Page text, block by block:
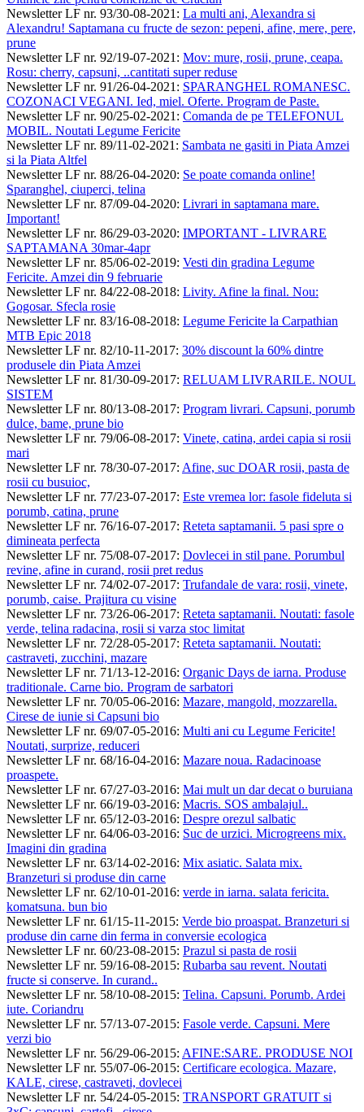
Newsletter LF nr. 93/30-08-2021 : La multi ani, Alexandra si
Alexandru! Saptamana cu fructe de sezon: pepeni, afine, mere, pere,
prune
Newsletter LF nr. 92/19-07-2021 : Mov: mure, rosii, prune, ceapa.
Rosu: cherry, capsuni, ..cantitati super reduse
Newsletter LF nr. 91/26-04-2021 : SPARANGHEL ROMANESC.
COZONACI VEGANI. Ied, miel. Oferte. Program de Paste.
Newsletter LF nr. 90/25-02-2021 : Comanda de pe TELEFONUL
MOBIL. Noutati Legume Fericite
Newsletter LF nr. 89/11-02-2021 : Sambata ne gasiti in Piata Amzei
si la Piata Altfel
Newsletter LF nr. 88/26-04-2020: Se poate comanda online!
Sparanghel, ciuperci, telina
Newsletter LF nr. 87/09-04-2020: Livrari in saptamana mare.
Important!
Newsletter LF nr. 86/29-03-2020: IMPORTANT - LIVRARE
SAPTAMANA 30mar-4apr
Newsletter LF nr. 85/06-02-2019: Vesti din gradina Legume
Fericite. Amzei din 9 februarie
Newsletter LF nr. 84/22-08-2018: Livity. Afine la final. Nou:
Gogosar. Sfecla rosie
Newsletter LF nr. 83/16-08-2018: Legume Fericite la Carpathian
MTB Epic 2018
Newsletter LF nr. 82/10-11-2017: 30% discount la 60% dintre
produsele din Piata Amzei
Newsletter LF nr. 81/30-09-2017: RELUAM LIVRARILE. NOUL
SISTEM
Newsletter LF nr. 80/13-08-2017: Program livrari. Capsuni, porumb
dulce, bame, prune bio
Newsletter LF nr. 79/06-08-2017: Vinete, catina, ardei capia si rosii
mari
Newsletter LF nr. 78/30-07-2017: Afine, suc DOAR rosii, pasta de
rosii cu busuioc,
Newsletter LF nr. 77/23-07-2017: Este vremea lor: fasole fideluta si
porumb, catina, prune
Newsletter LF nr. 76/16-07-2017: Reteta saptamanii. 5 pasi spre o
dimineata perfecta
Newsletter LF nr. 75/08-07-2017: Dovlecei in stil pane. Porumbul
revine, afine in curand, rosii pret redus
Newsletter LF nr. 74/02-07-2017: Trufandale de vara: rosii, vinete,
porumb, caise. Prajitura cu visine
Newsletter LF nr. 73/26-06-2017: Reteta saptamanii. Noutati: fasole
verde, telina radacina, rosii si varza stoc limitat
Newsletter LF nr. 72/28-05-2017: Reteta saptamanii. Noutati:
castraveti, zucchini, mazare
Newsletter LF nr. 71/13-12-2016: Organic Days de iarna. Produse
traditionale. Carne bio. Program de sarbatori
Newsletter LF nr. 70/05-06-2016: Mazare, mangold, mozzarella.
Cirese de iunie si Capsuni bio
Newsletter LF nr. 69/07-05-2016: Multi ani cu Legume Fericite!
Noutati, surprize, reduceri
Newsletter LF nr. 68/16-04-2016: Mazare noua. Radacinoase
proaspete.
Newsletter LF nr. 67/27-03-2016: Mai mult un dar decat o buruiana
Newsletter LF nr. 66/19-03-2016: Macris. SOS ambalajul..
Newsletter LF nr. 65/12-03-2016: Despre orezul salbatic
Newsletter LF nr. 64/06-03-2016: Suc de urzici. Microgreens mix.
Imagini din gradina
Newsletter LF nr. 63/14-02-2016: Mix asiatic. Salata mix.
Branzeturi si produse din carne
Newsletter LF nr. 62/10-01-2016: verde in iarna. salata fericita.
komatsuna. bun bio
Newsletter LF nr. 61/15-11-2015: Verde bio proaspat. Branzeturi si
produse din carne din ferma in conversie ecologica
Newsletter LF nr. 60/23-08-2015: Prazul si pasta de rosii
Newsletter LF nr. 59/16-08-2015: Rubarba sau revent. Noutati
fructe si conserve. In curand..
Newsletter LF nr. 58/10-08-2015: Telina. Capsuni. Porumb. Ardei
iute. Coriandru
Newsletter LF nr. 57/13-07-2015: Fasole verde. Capsuni. Mere
verzi bio
Newsletter LF nr. 56/29-06-2015: AFINE:SARE. PRODUSE NOI
Newsletter LF nr. 55/07-06-2015: Certificare ecologica. Mazare,
KALE, cirese, castraveti, dovlecei
Newsletter LF nr. 54/24-05-2015: TRANSPORT GRATUIT si